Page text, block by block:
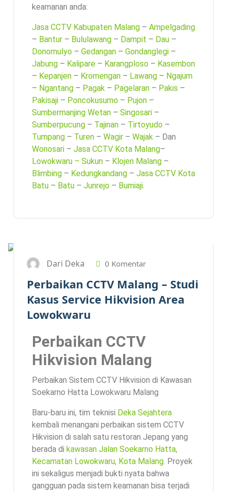
keamanan anda:
Jasa CCTV Kabupaten Malang – Ampelgading
– Bantur – Bululawang – Dampit – Dau –
Donomulyo – Gedangan – Gondanglegi –
Jabung – Kalipare – Karangploso – Kasembon
– Kepanjen – Kromengan – Lawang – Ngajum
– Ngantang – Pagak – Pagelaran – Pakis –
Pakisaji – Poncokusumo – Pujon –
Sumbermanjing Wetan – Singosari –
Sumberpucung – Tajinan – Tirtoyudo –
Tumpang – Turen – Wagir – Wajak – Dan
Wonosari – Jasa CCTV Kota Malang–
Lowokwaru – Sukun – Klojen Malang –
Blimbing – Kedungkandang – Jasa CCTV Kota
Batu – Batu – Junrejo – Bumiaji.
Dari Deka 0 Komentar
Perbaikan CCTV Malang – Studi
Kasus Service Hikvision Area
Lowokwaru
Perbaikan CCTV
Hikvision Malang
Perbaikan Sistem CCTV Hikvision di Kawasan
Soekarno Hatta Lowokwaru Malang
Baru-baru ini, tim teknisi Deka Sejahtera
kembali menangani perbaikan sistem CCTV
Hikvision di salah satu restoran Jepang yang
berada di kawasan Jalan Soekarno Hatta,
Kecamatan Lowokwaru, Kota Malang. Proyek
ini sekaligus menjadi bukti nyata bahwa
gangguan pada sistem keamanan bisa terjadi